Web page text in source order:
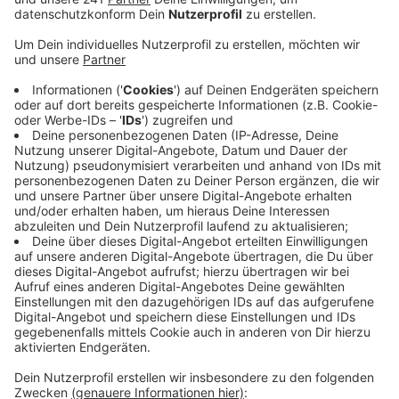
Veröffentlicht:Dienstag, 13.09.2022 15:47
Anzeige
Wenn möglich sollten die Außenwände und
Außenecken freigehalten werden. Falls Möbel nicht
anders gestellt werden können, sollte ein großer
Abstand zur Wand eingehalten werden – mindestens
10 Zentimeter. Nach dem Duschen solle man das
Spritzwasser sofort von Fliesen und Fugen mit einem
Abzieher entfernen. Außerdem würde gleichmäßiges
Heizen helfen. Besser wäre es die ganze Wohnung auf
19 Grad zu heizen, anstatt nur ein paar Räume auf 21
Grad zu bringen und den Rest nicht zu heizen – so die
Verbraucherzentrale.